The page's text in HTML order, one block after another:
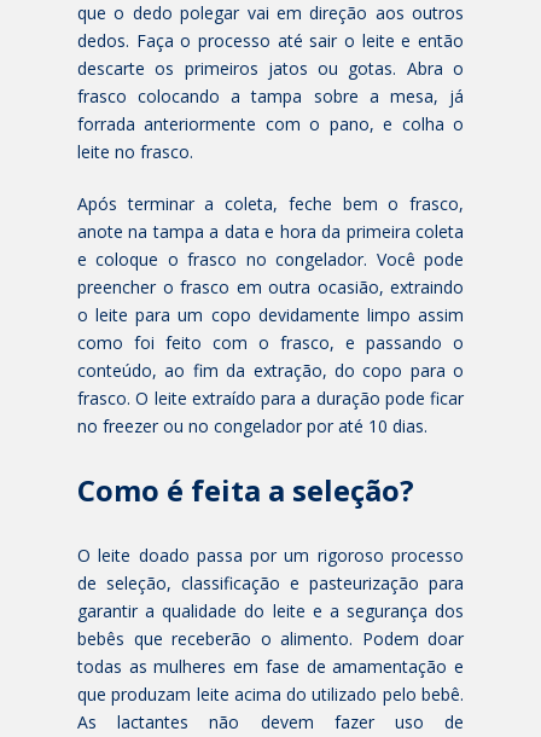
que o dedo polegar vai em direção aos outros
dedos. Faça o processo até sair o leite e então
descarte os primeiros jatos ou gotas. Abra o
frasco colocando a tampa sobre a mesa, já
forrada anteriormente com o pano, e colha o
leite no frasco.
Após terminar a coleta, feche bem o frasco,
anote na tampa a data e hora da primeira coleta
e coloque o frasco no congelador. Você pode
preencher o frasco em outra ocasião, extraindo
o leite para um copo devidamente limpo assim
como foi feito com o frasco, e passando o
conteúdo, ao fim da extração, do copo para o
frasco. O leite extraído para a duração pode ficar
no freezer ou no congelador por até 10 dias.
Como é feita a seleção?
O leite doado passa por um rigoroso processo
de seleção, classificação e pasteurização para
garantir a qualidade do leite e a segurança dos
bebês que receberão o alimento. Podem doar
todas as mulheres em fase de amamentação e
que produzam leite acima do utilizado pelo bebê.
As lactantes não devem fazer uso de